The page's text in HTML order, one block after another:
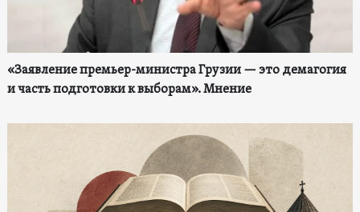
«Заявление премьер-министра Грузии — это демагогия
и часть подготовки к выборам». Мнение